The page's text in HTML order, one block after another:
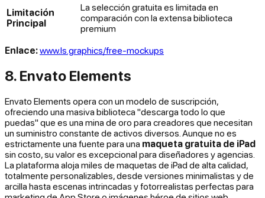
Limitación
Principal
La selección gratuita es limitada en
comparación con la extensa biblioteca
premium
Enlace:www.ls.graphics/free-mockups
8. Envato Elements
Envato Elements opera con un modelo de suscripción,
ofreciendo una masiva biblioteca "descarga todo lo que
puedas" que es una mina de oro para creadores que necesitan
un suministro constante de activos diversos. Aunque no es
estrictamente una fuente para una maqueta gratuita de iPad
sin costo, su valor es excepcional para diseñadores y agencias.
La plataforma aloja miles de maquetas de iPad de alta calidad,
totalmente personalizables, desde versiones minimalistas y de
arcilla hasta escenas intrincadas y fotorrealistas perfectas para